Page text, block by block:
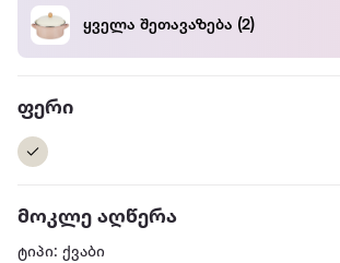
ყველა შეთავაზება (2)
ფერი
მოკლე აღწერა
ტიპი: ქვაბი